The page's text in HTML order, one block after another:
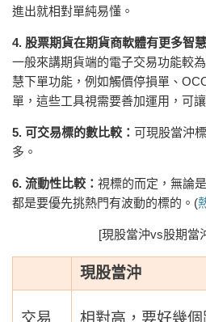
進出就相對單純易懂。
4. 股票期貨在期貨商軟體有更多智
一般來講期貨端的電子交易功能較
慧下單功能，例如觸價停損單、
單，這些工具視需要善加運用，可
5. 可交易標的數比較： 可現股當沖
多。
6. 流動性比較： 視標的而定，無論
都是要優先挑熱門有波動的標的。(
[現股當沖vs股期當
現股當沖
交易 相對高，要好幾個